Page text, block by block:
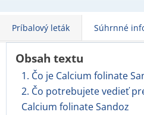
Príbalový leták Súhrnné
Obsah textu
1. Čo je Calcium folinate
2. Čo potrebujete vedieť
Calcium folinate Sandoz